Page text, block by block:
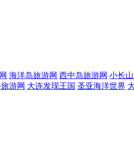
海洋岛旅游网 西中岛旅游网 小长
游网 大连发现王国 圣亚海洋世界